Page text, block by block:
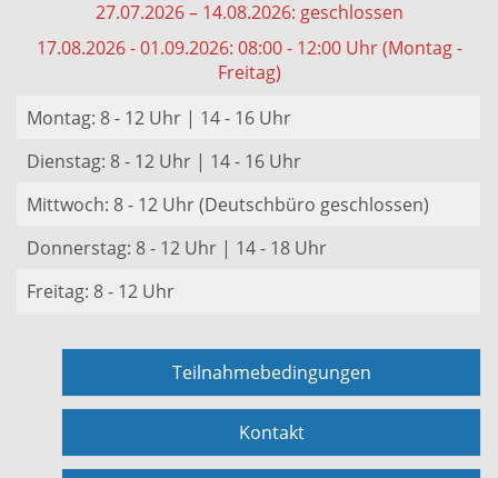
27.07.2026 – 14.08.2026: geschlossen
17.08.2026 - 01.09.2026: 08:00 - 12:00 Uhr (Montag -
Freitag)
Montag: 8 - 12 Uhr | 14 - 16 Uhr
Dienstag: 8 - 12 Uhr | 14 - 16 Uhr
Mittwoch: 8 - 12 Uhr (Deutschbüro geschlossen)
Donnerstag: 8 - 12 Uhr | 14 - 18 Uhr
Freitag: 8 - 12 Uhr
Teilnahmebedingungen
Kontakt